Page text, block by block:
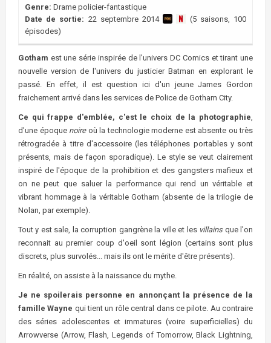
Genre: Drame policier-fantastique
Date de sortie: 22 septembre 2014
(5 saisons, 100
épisodes)
Gotham est une série inspirée de l'univers DC Comics et tirant une
nouvelle version de l'univers du justicier Batman en explorant le
passé. En effet, il est question ici d'un jeune James Gordon
fraichement arrivé dans les services de Police de Gotham City.
Ce qui frappe d'emblée, c'est le choix de la photographie,
d'une époque noireoù la technologie moderne est absente ou très
rétrogradée à titre d'accessoire (les téléphones portables y sont
présents, mais de façon sporadique). Le style se veut clairement
inspiré de l'époque de la prohibition et des gangsters mafieux et
on ne peut que saluer la performance qui rend un véritable et
vibrant hommage à la véritable Gotham (absente de la trilogie de
Nolan, par exemple).
Tout y est sale, la corruption gangrène la ville et les villainsque l'on
reconnait au premier coup d'oeil sont légion (certains sont plus
discrets, plus survolés... mais ils ont le mérite d'être présents).
En réalité, on assiste à la naissance du mythe.
Je ne spoilerais personne en annonçant la présence de la
famille Wayne qui tient un rôle central dans ce pilote. Au contraire
des séries adolescentes et immatures (voire superficielles) du
Arrowverse (Arrow, Flash, Legends of Tomorrow, Black Lightning,